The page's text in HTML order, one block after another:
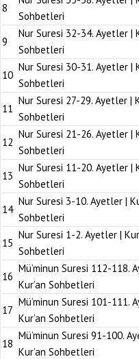
8
Sohbetleri
9
Nur Suresi 32-34. Ayetler |
Sohbetleri
10
Nur Suresi 30-31. Ayetler |
Sohbetleri
11
Nur Suresi 27-29. Ayetler |
Sohbetleri
12
Nur Suresi 21-26. Ayetler |
Sohbetleri
13
Nur Suresi 11-20. Ayetler |
Sohbetleri
14
Nur Suresi 3-10. Ayetler |
Sohbetleri
15
Nur Suresi 1-2. Ayetler |
Sohbetleri
16
Mü’minun Suresi 112-118.
Kur’an Sohbetleri
17
Mü’minun Suresi 101-111.
Kur’an Sohbetleri
18
Mü’minun Suresi 91-100.
Kur’an Sohbetleri